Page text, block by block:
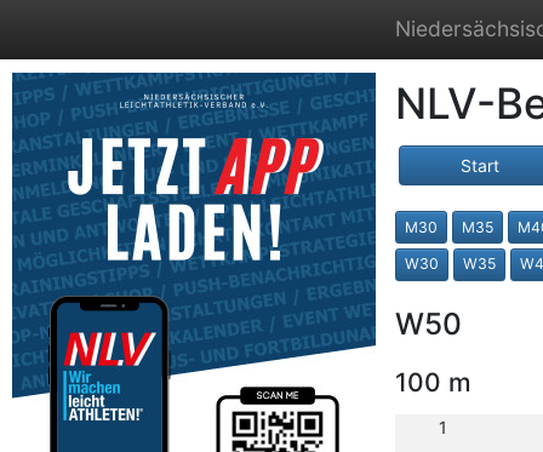
NLV-
Start
M30 M35
W30 W35
W50
100 m
1